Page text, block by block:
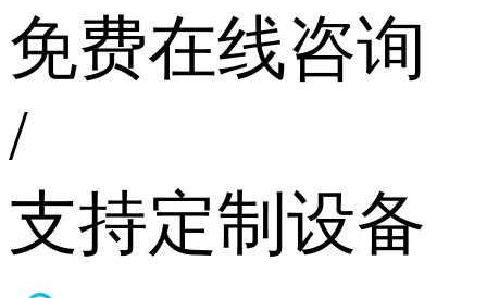
免费在线咨询
/
支持定制设备